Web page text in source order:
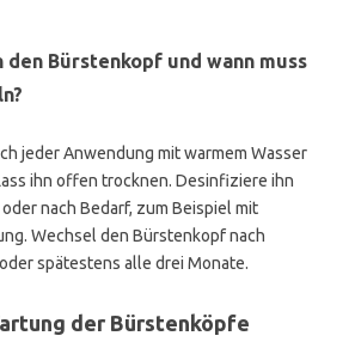
Bürstenkopf und wann muss
jeder Anwendung mit warmem Wasser
ihn offen trocknen. Desinfiziere ihn
nach Bedarf, zum Beispiel mit
Wechsel den Bürstenkopf nach
spätestens alle drei Monate.
der Bürstenköpfe